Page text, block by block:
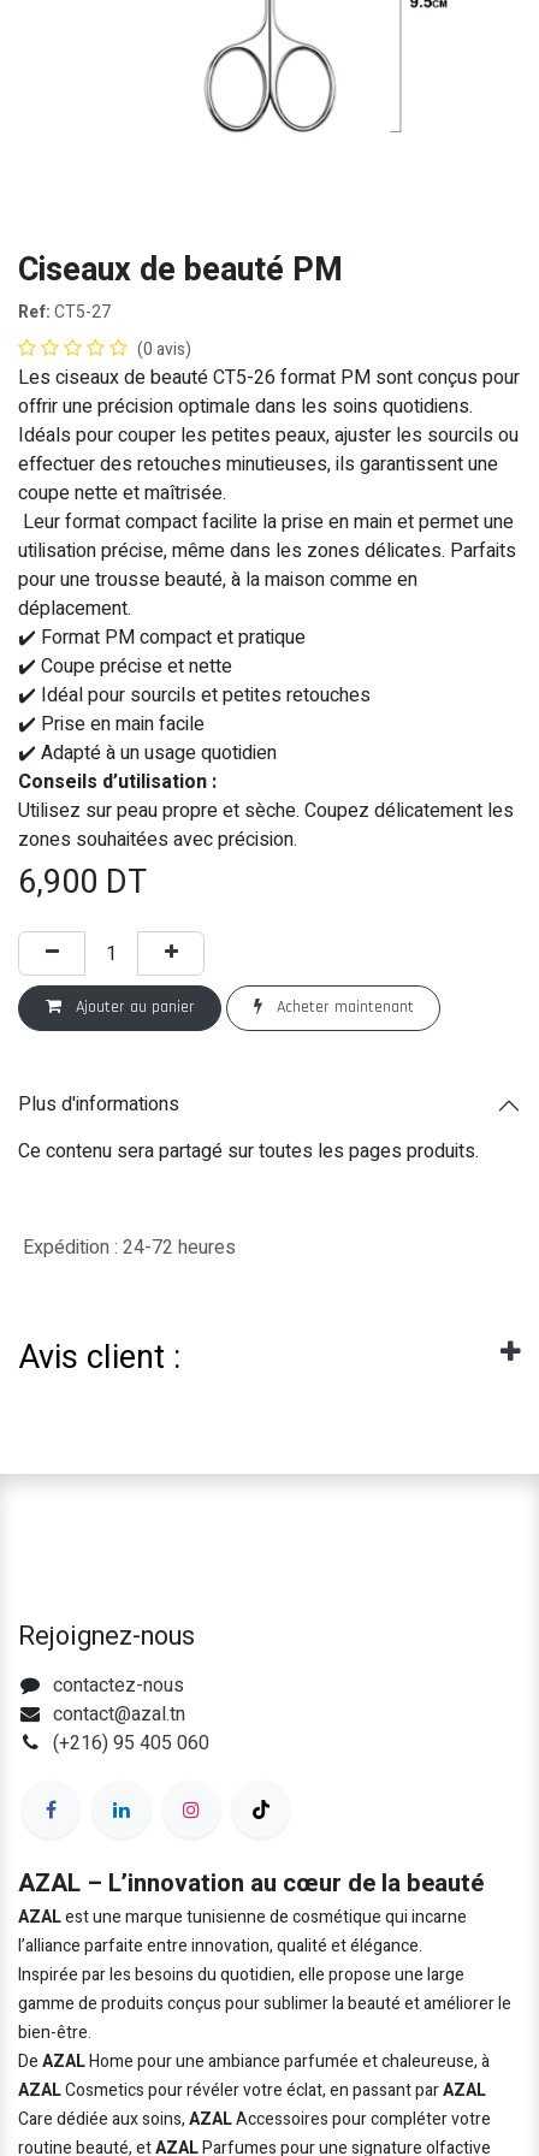
Ciseaux de beauté PM
Ref:CT5-27
(0 avis)
Les ciseaux de beauté CT5-26 format PM sont conçus pour
offrir une précision optimale dans les soins quotidiens.
Idéals pour couper les petites peaux, ajuster les sourcils ou
effectuer des retouches minutieuses, ils garantissent une
coupe nette et maîtrisée.
Leur format compact facilite la prise en main et permet une
utilisation précise, même dans les zones délicates. Parfaits
pour une trousse beauté, à la maison comme en
déplacement.
✔️ Format PM compact et pratique
✔️ Coupe précise et nette
✔️ Idéal pour sourcils et petites retouches
✔️ Prise en main facile
✔️ Adapté à un usage quotidien
Conseils d’utilisation :
Utilisez sur peau propre et sèche. Coupez délicatement les
zones souhaitées avec précision.
6,900 DT
Ajouter au panier Acheter maintenant
Plus d'informations
Ce contenu sera partagé sur toutes les pages produits.
Expédition : 24-72 heures
Avis client :
Rejoignez-nous
contactez-nous
contact@azal.tn
(+216) 95 405 060
AZAL – L’innovation au cœur de la beauté
AZALest une marque tunisienne de cosmétique qui incarne
l’alliance parfaite entre innovation, qualité et élégance.
Inspirée par les besoins du quotidien, elle propose une large
gamme de produits conçus pour sublimer la beauté et améliorer le
bien-être.
DeAZALHome pour une ambiance parfumée et chaleureuse, à
AZALCosmetics pour révéler votre éclat, en passant parAZAL
Care dédiée aux soins,AZALAccessoires pour compléter votre
routine beauté, etAZALParfumes pour une signature olfactive